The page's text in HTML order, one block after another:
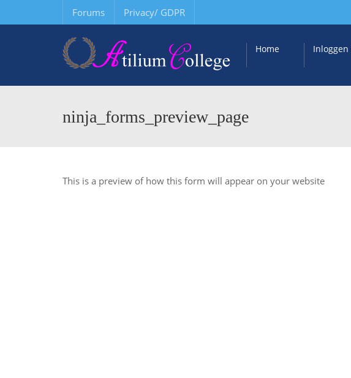
Forums Privacy/ GDPR
Home
ninja_forms_preview_page
This is a preview of how this form will appear on your website